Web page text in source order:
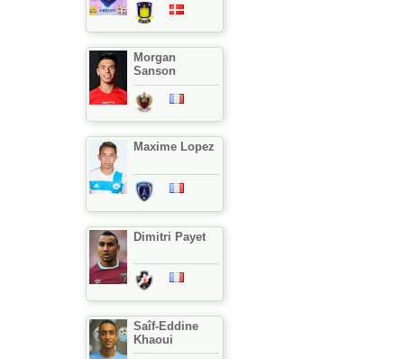
Morgan
Sanson
Maxime Lopez
Dimitri Payet
Saîf-Eddine
Khaoui